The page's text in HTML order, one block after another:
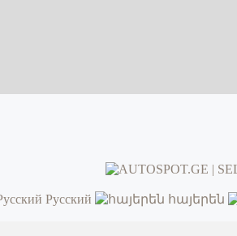
Русский հայերեն